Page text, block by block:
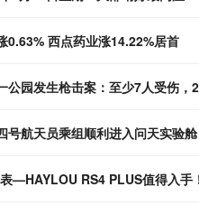
0.63% 西点药业涨14.22%居首
公园发生枪击案：至少7人受伤，
号航天员乘组顺利进入问天实验舱
—HAYLOU RS4 PLUS值得入手